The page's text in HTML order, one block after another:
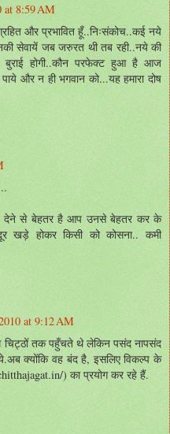
at 8:59 AM
और प्रभावित हूँ..निःसंकोच..कई नये
सेवायें जब जरुरत थी तब रही..नये की
बुराई होगी..कौन परफेक्ट हुआ है आज
और न ही भगवान को...यह हमारा दोष
देने से बेहतर है आप उनसे बेहतर कर के
खड़े होकर किसी को कोसना.. कमी
at 9:12 AM
चिट्ठों तक पहुँचते थे लेकिन पसंद नापसंद
क्योंकि वह बंद है, इसलिए विकल्प के
) का प्रयोग कर रहे हैं.